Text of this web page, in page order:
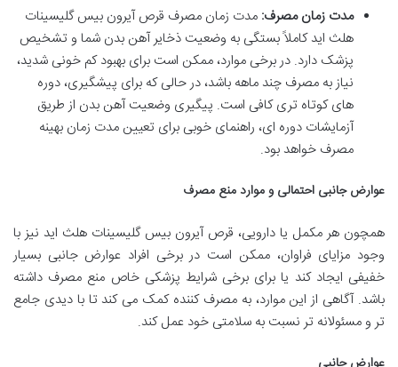
مدت زمان مصرف: مدت زمان مصرف قرص آیرون بیس گلیسینات
هلث اید کاملاً بستگی به وضعیت ذخایر آهن بدن شما و تشخیص
پزشک دارد. در برخی موارد، ممکن است برای بهبود کم خونی شدید،
نیاز به مصرف چند ماهه باشد، در حالی که برای پیشگیری، دوره
های کوتاه تری کافی است. پیگیری وضعیت آهن بدن از طریق
آزمایشات دوره ای، راهنمای خوبی برای تعیین مدت زمان بهینه
مصرف خواهد بود.
عوارض جانبی احتمالی و موارد منع مصرف
همچون هر مکمل یا دارویی، قرص آیرون بیس گلیسینات هلث اید نیز با
وجود مزایای فراوان، ممکن است در برخی افراد عوارض جانبی بسیار
خفیفی ایجاد کند یا برای برخی شرایط پزشکی خاص منع مصرف داشته
باشد. آگاهی از این موارد، به مصرف کننده کمک می کند تا با دیدی جامع
تر و مسئولانه تر نسبت به سلامتی خود عمل کند.